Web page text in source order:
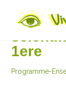
1ere
Programme-